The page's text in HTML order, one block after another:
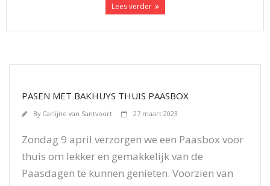
Lees verder
PASEN MET BAKHUYS THUIS PAASBOX
By Carlijne van Santvoort 27 maart 2023
Zondag 9 april verzorgen we een Paasbox voor
thuis om lekker en gemakkelijk van de
Paasdagen te kunnen genieten. Voorzien van